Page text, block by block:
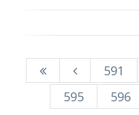
591
595
596